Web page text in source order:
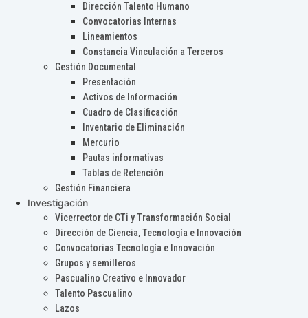
Dirección Talento Humano
Convocatorias Internas
Lineamientos
Constancia Vinculación a Terceros
Gestión Documental
Presentación
Activos de Información
Cuadro de Clasificación
Inventario de Eliminación
Mercurio
Pautas informativas
Tablas de Retención
Gestión Financiera
Investigación
Vicerrector de CTi y Transformación Social
Dirección de Ciencia, Tecnología e Innovación
Convocatorias Tecnología e Innovación
Grupos y semilleros
Pascualino Creativo e Innovador
Talento Pascualino
Lazos